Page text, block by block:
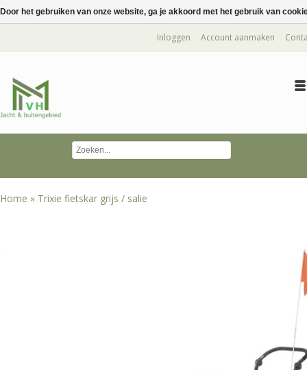
Inloggen Account aanmaken
Home » Trixie fietskar grijs / salie
Door het gebruiken van onze website, ga je akkoord met het gebruik van